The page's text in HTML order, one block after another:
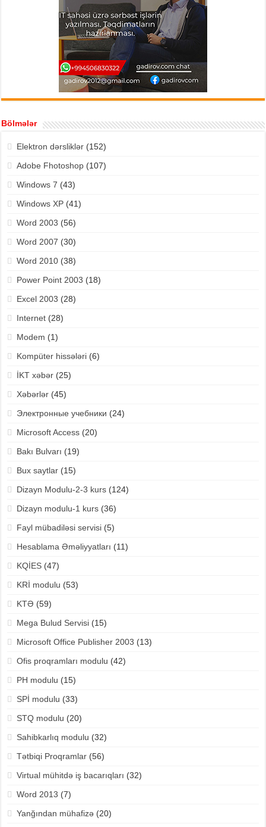
Bölmələr
Elektron dərsliklər(152)
Adobe Fhotoshop(107)
Windows 7 (43)
Windows XP(41)
Word 2003 (56)
Word 2007 (30)
Word 2010(38)
Power Point 2003 (18)
Excel 2003 (28)
Internet(28)
Modem (1)
Kompüter hissələri(6)
İKT xəbər(25)
Xəbərlər(45)
Электронные учебники (24)
Microsoft Access(20)
Bakı Bulvarı (19)
Bux saytlar(15)
Dizayn Modulu-2-3 kurs(124)
Dizayn modulu-1 kurs(36)
Fayl mübadiləsi servisi(5)
Hesablama Əməliyyatları (11)
KQİES(47)
KRİ modulu (53)
KTƏ (59)
Mega Bulud Servisi(15)
Microsoft Office Publisher 2003 (13)
Ofis proqramları modulu (42)
PH modulu (15)
SPİ modulu (33)
STQ modulu (20)
Sahibkarlıq modulu (32)
Tətbiqi Proqramlar(56)
Virtual mühitdə iş bacarıqları (32)
Word 2013 (7)
Yanğından mühafizə(20)